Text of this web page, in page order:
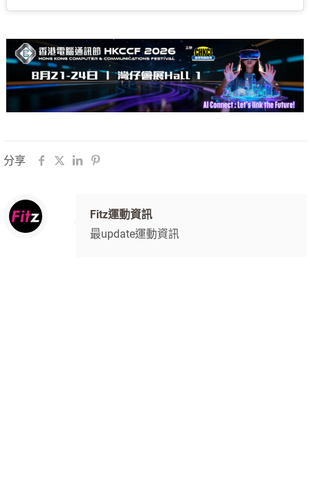
分享
Fitz運動資訊
最update運動資訊